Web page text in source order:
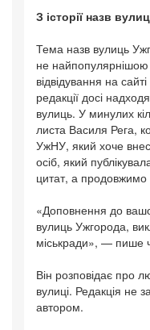
З історії назв
Тема назв вулиць
не
відвідування на
редакції досі
вулиць. У минулих
листа Василя Рега,
УжНУ, який хоче
осіб, який
цитат, а продовжимо
«Доповнення до
вулиць Ужгорода,
міськради», — пише
Він розповідає про
вулиці. Редакція не
автором.